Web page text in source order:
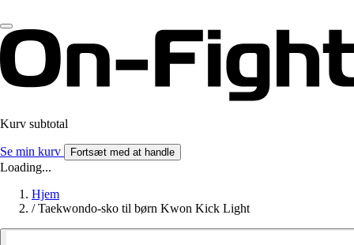
Kurv subtotal
Se min kurv Fortsæt med at handle
Loading...
Hjem
/ Taekwondo-sko til børn Kwon Kick Light